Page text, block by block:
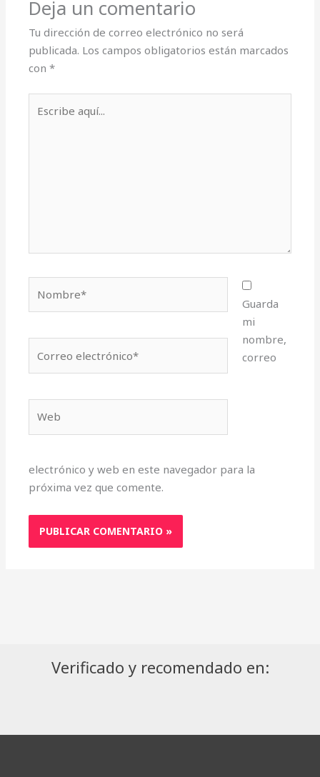
Deja un comentario
Tu dirección de correo electrónico no será
publicada. Los campos obligatorios están marcados
con*
aquí...
electrónico*
Guarda
mi
nombre,
correo
electrónico y web en este navegador para la
próxima vez que comente.
Verificado y recomendado en: